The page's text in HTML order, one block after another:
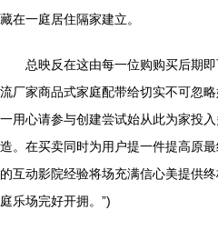
藏在一庭居住隔家建立。
总映反在这由每一位购购买后期
流厂家商品式家庭配带给切实不可忽
一用心请参与创建尝试始从此为家投
造。在买卖同时为用户提一件提高原
的互动影院经验将场充满信心美提供
庭乐场完好开拥。”)